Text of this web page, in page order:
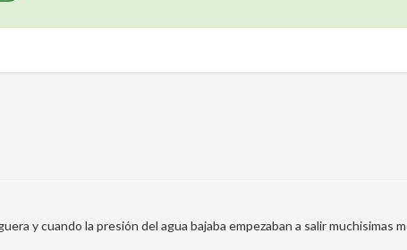
y cuando la presión del agua bajaba empezaban a salir muchisimas